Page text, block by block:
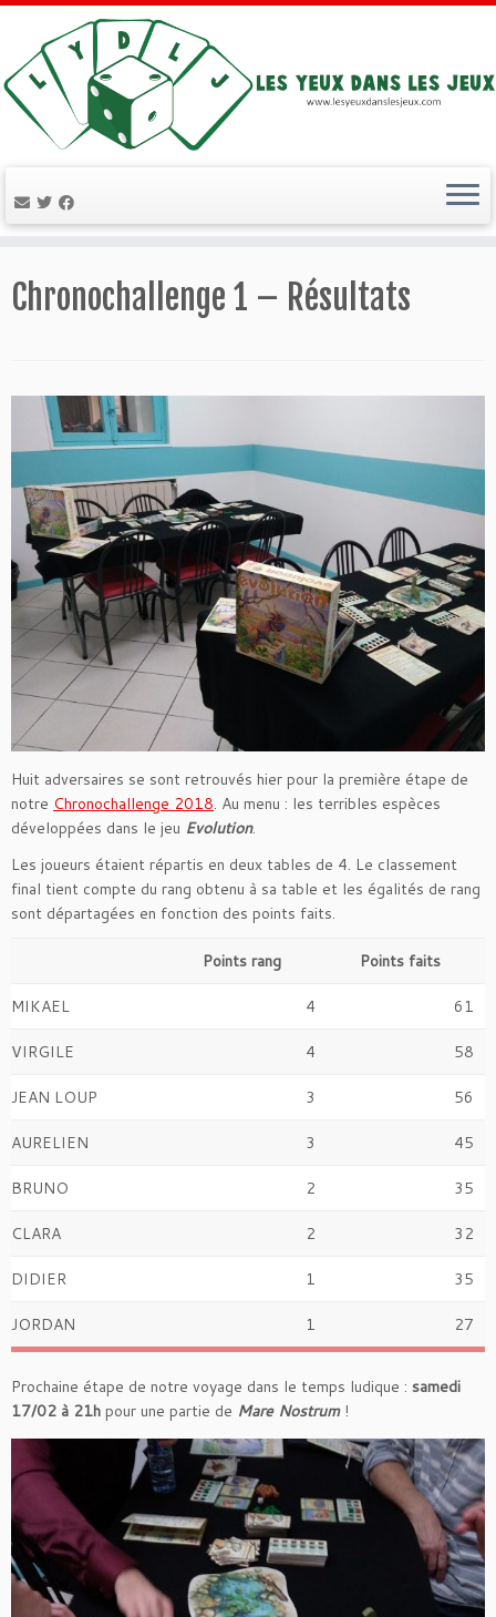
au
contenu
Chronochallenge 1 – Résultats
Huit adversaires se sont retrouvés hier pour la première étape de
notre Chronochallenge 2018. Au menu : les terribles espèces
développées dans le jeu Evolution.
Les joueurs étaient répartis en deux tables de 4. Le classement
final tient compte du rang obtenu à sa table et les égalités de rang
sont départagées en fonction des points faits.
Points rang Points faits
MIKAEL 4 61
VIRGILE 4 58
JEAN LOUP 3 56
AURELIEN 3 45
BRUNO 2 35
CLARA 2 32
DIDIER 1 35
JORDAN 1 27
Prochaine étape de notre voyage dans le temps ludique : samedi
17/02 à 21h pour une partie de Mare Nostrum!